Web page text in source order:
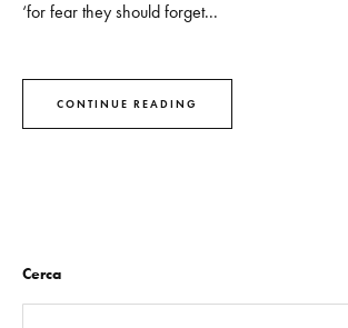
‘for fear they should forget...
CONTINUE READING
Cerca